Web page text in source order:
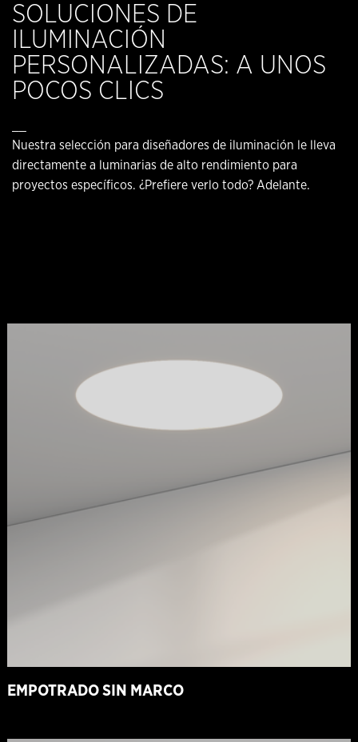
SOLUCIONES DE
ILUMINACIÓN
PERSONALIZADAS: A UNOS
POCOS CLICS
Nuestra selección para diseñadores de iluminación le lleva
directamente a luminarias de alto rendimiento para
proyectos específicos. ¿Prefiere verlo todo? Adelante.
EMPOTRADO SIN MARCO